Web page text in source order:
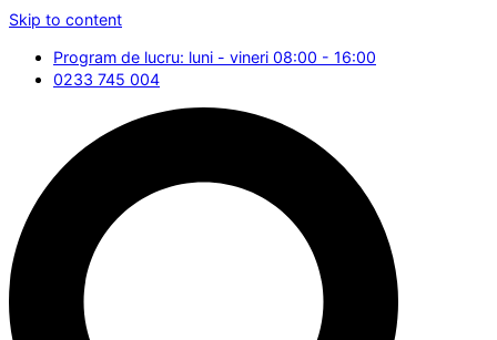
Skip to content
Program de lucru: luni - vineri 08:00 - 16:00
0233 745 004